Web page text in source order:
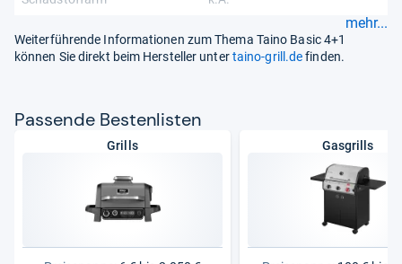
mehr...
Weiterführende Informationen zum Thema Taino Basic 4+1
können Sie direkt beim Hersteller untertaino-grill.definden.
Pas­sende Bes­ten­lis­ten
Grills Gasgrills